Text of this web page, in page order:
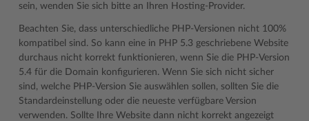
sein, wenden Sie sich bitte an Ihren Hosting-Provider.
Beachten Sie, dass unterschiedliche PHP-Versionen nicht 100%
kompatibel sind. So kann eine in PHP 5.3 geschriebene Website
durchaus nicht korrekt funktionieren, wenn Sie die PHP-Version
5.4 für die Domain konfigurieren. Wenn Sie sich nicht sicher
sind, welche PHP-Version Sie auswählen sollen, sollten Sie die
Standardeinstellung oder die neueste verfügbare Version
verwenden. Sollte Ihre Website dann nicht korrekt angezeigt